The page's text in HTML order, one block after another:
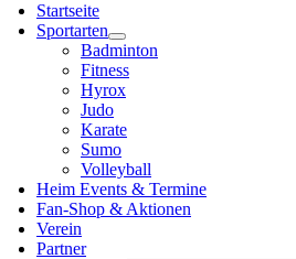
Startseite
Sportarten
Badminton
Fitness
Hyrox
Judo
Karate
Sumo
Volleyball
Heim Events & Termine
Fan-Shop & Aktionen
Verein
Partner